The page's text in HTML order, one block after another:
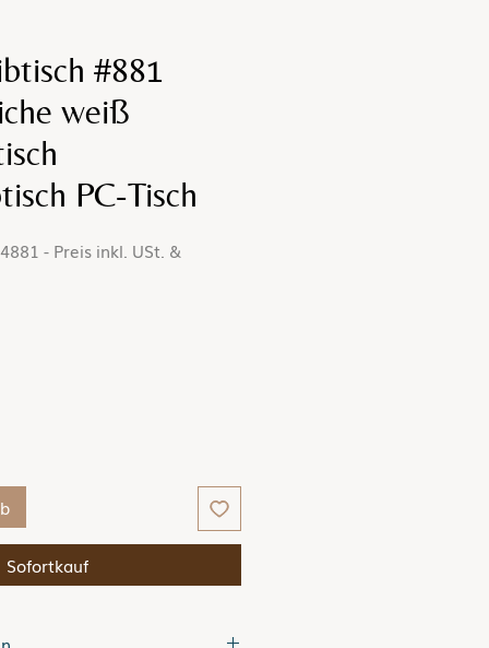
#881
weiß
PC-Tisch
- Preis inkl. USt. &
Sofortkauf